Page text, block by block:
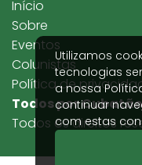
Utilizamos
tecnologias
a nossa
continuar
com estas
Todos por Cubatão
Todos os direitos
Início
Sobre
Eventos
Colunistas
Política de